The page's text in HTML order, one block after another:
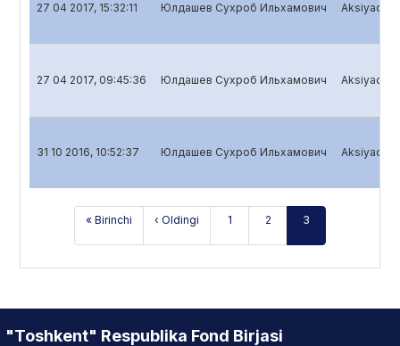
27 04 2017, 15:32:11 Юлдашев Сухроб Ильхамович
27 04 2017, 09:45:36 Юлдашев Сухроб Ильхамович
31 10 2016, 10:52:37 Юлдашев Сухроб Ильхамович
« Birinchi ‹ Oldingi 1 2 3
"Toshkent" Respublika Fond Birjasi